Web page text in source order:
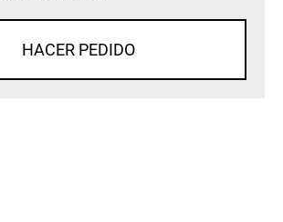
HACER PEDIDO